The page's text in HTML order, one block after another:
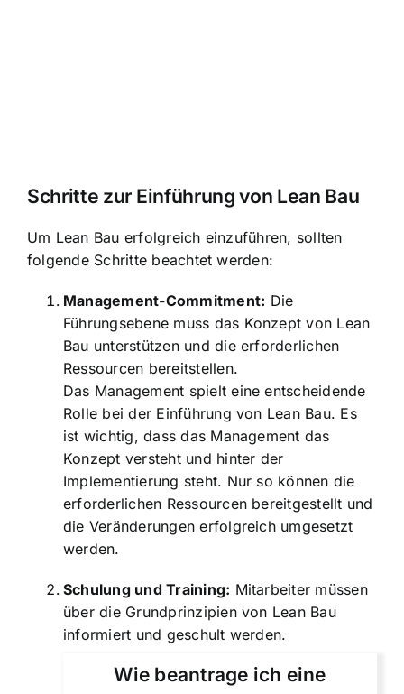
Schritte zur Einführung von Lean Bau
Um Lean Bau erfolgreich einzuführen, sollten
folgende Schritte beachtet werden:
Management-Commitment: Die
Führungsebene muss das Konzept von Lean
Bau unterstützen und die erforderlichen
Ressourcen bereitstellen.
Das Management spielt eine entscheidende
Rolle bei der Einführung von Lean Bau. Es
ist wichtig, dass das Management das
Konzept versteht und hinter der
Implementierung steht. Nur so können die
erforderlichen Ressourcen bereitgestellt und
die Veränderungen erfolgreich umgesetzt
werden.
Schulung und Training: Mitarbeiter müssen
über die Grundprinzipien von Lean Bau
informiert und geschult werden.
Wie beantrage ich eine